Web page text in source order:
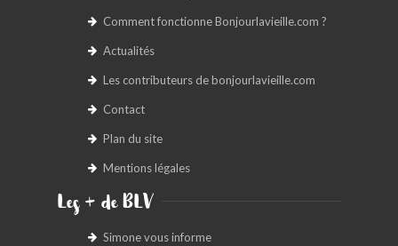
Comment fonctionne Bonjourlavieille.com ?
Actualités
Les contributeurs de bonjourlavieille.com
Contact
Plan du site
Mentions légales
Les + de BLV
Simone vous informe